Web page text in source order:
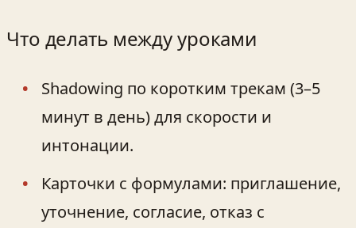
Что делать между уроками
Shadowing по коротким трекам (3–5
минут в день) для скорости и
интонации.
Карточки с формулами: приглашение,
уточнение, согласие, отказ с